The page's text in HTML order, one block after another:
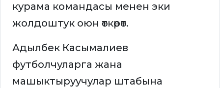
курама командасы менен эки
жолдоштук оюн өткөрөт.
Адылбек Касымалиев
футболчуларга жана
машыктыруучулар штабына